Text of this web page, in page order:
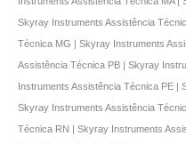
Skyray Instruments Assistência
Técnica MG | Skyray Instruments
Assistência Técnica PB | Skyray
Instruments Assistência Técnica PE |
Skyray Instruments Assistência
Técnica RN | Skyray Instruments